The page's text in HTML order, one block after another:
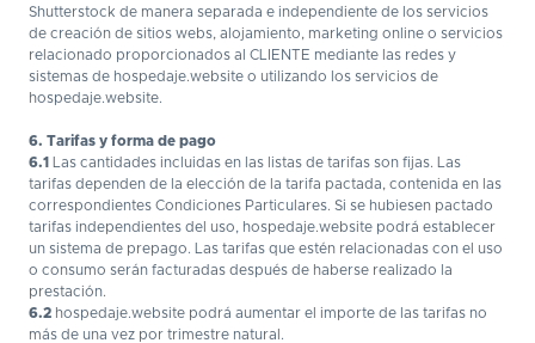
Shutterstock de manera separada e independiente de los servicios
de creación de sitios webs, alojamiento, marketing online o servicios
relacionado proporcionados al CLIENTE mediante las redes y
sistemas de hospedaje.website o utilizando los servicios de
hospedaje.website.
6. Tarifas y forma de pago
6.1
Las cantidades incluidas en las listas de tarifas son fijas. Las
tarifas dependen de la elección de la tarifa pactada, contenida en las
correspondientes Condiciones Particulares. Si se hubiesen pactado
tarifas independientes del uso, hospedaje.website podrá establecer
un sistema de prepago. Las tarifas que estén relacionadas con el uso
o consumo serán facturadas después de haberse realizado la
prestación.
6.2 hospedaje.website podrá aumentar el importe de las tarifas no
más de una vez por trimestre natural.